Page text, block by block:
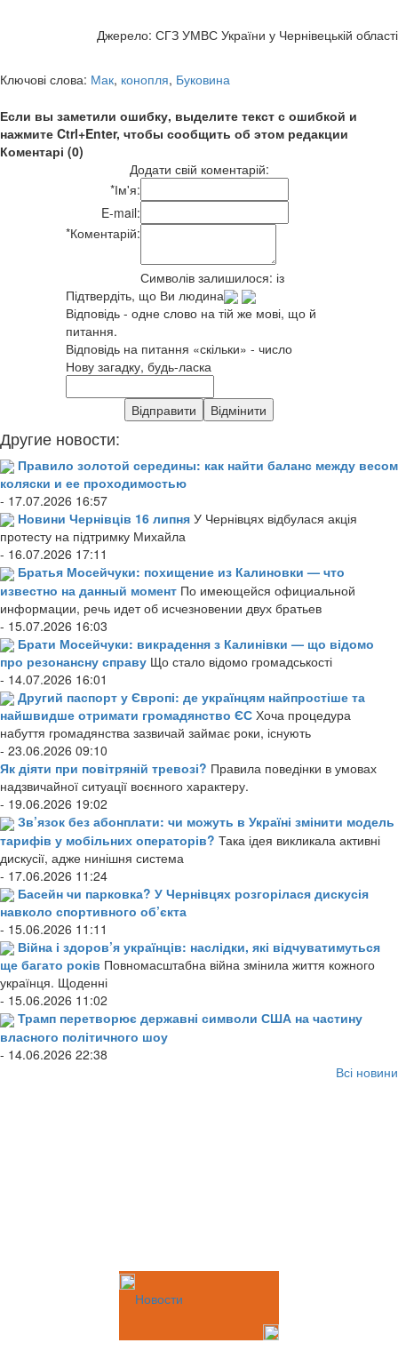
Джерело: СГЗ УМВС України у Чернівецькій області
Ключові слова: Мак, конопля, Буковина
Если вы заметили ошибку, выделите текст с ошибкой и
нажмите Ctrl+Enter, чтобы сообщить об этом редакции
Коментарі (0)
Додати свій коментарій:
*Ім'я:
E-mail:
*Коментарій:
Символів залишилося: із
Підтвердіть, що Ви людина
Відповідь - одне слово на тій же мові, що й
питання.
Відповідь на питання «скільки» - число
Нову загадку, будь-ласка
Другие новости:
Правило золотой середины: как найти баланс между весом
коляски и ее проходимостью
- 17.07.2026 16:57
Новини Чернівців 16 липня У Чернівцях відбулася акція
протесту на підтримку Михайла
- 16.07.2026 17:11
Братья Мосейчуки: похищение из Калиновки — что
известно на данный момент По имеющейся официальной
информации, речь идет об исчезновении двух братьев
- 15.07.2026 16:03
Брати Мосейчуки: викрадення з Калинівки — що відомо
про резонансну справу Що стало відомо громадськості
- 14.07.2026 16:01
Другий паспорт у Європі: де українцям найпростіше та
найшвидше отримати громадянство ЄС Хоча процедура
набуття громадянства зазвичай займає роки, існують
- 23.06.2026 09:10
Як діяти при повітряній тревозі? Правила поведінки в умовах
надзвичайної ситуації воєнного характеру.
- 19.06.2026 19:02
Зв’язок без абонплати: чи можуть в Україні змінити модель
тарифів у мобільних операторів? Така ідея викликала активні
дискусії, адже нинішня система
- 17.06.2026 11:24
Басейн чи парковка? У Чернівцях розгорілася дискусія
навколо спортивного об’єкта
- 15.06.2026 11:11
Війна і здоров’я українців: наслідки, які відчуватимуться
ще багато років Повномасштабна війна змінила життя кожного
українця. Щоденні
- 15.06.2026 11:02
Трамп перетворює державні символи США на частину
власного політичного шоу
- 14.06.2026 22:38
Всі новини
Новости